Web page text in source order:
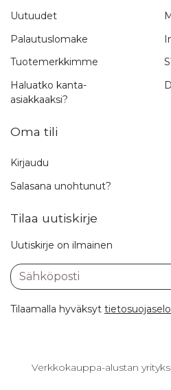
Uutuudet
Palautuslomake
Tuotemerkkimme
Haluatko kanta-
asiakkaaksi?
Oma tili
Kirjaudu
Salasana unohtunut?
Tilaa uutiskirje
Uutiskirje on ilmainen
Sähköposti
Tilaamalla hyväksyt
Verkkokauppa-alustan